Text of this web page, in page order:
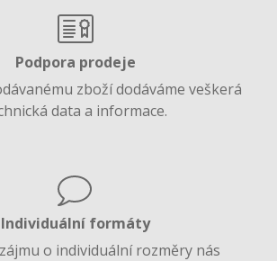
Podpora prodeje
zboží dodáváme veškerá
data a informace.
Individuální formáty
o individuální rozměry nás